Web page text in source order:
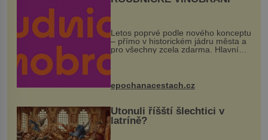
Letos poprvé podle nového konceptu
– přímo v historickém jádru města a
pro všechny zcela zdarma. Hlavní
program se odehraje na Karlově a
mohou těšit na víno, burčák, pes...
epochanacestach.cz
Utonuli říšští šlechtici v
latríně?